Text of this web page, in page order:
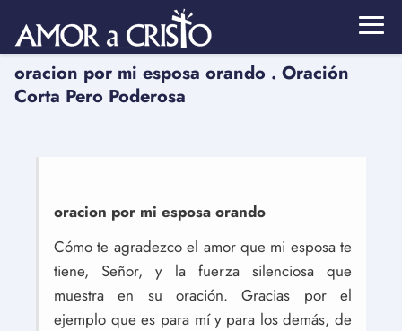
oracion por mi esposa orando . Oración
Corta Pero Poderosa
oracion por mi esposa orando
Cómo te agradezco el amor que mi esposa te
tiene, Señor, y la fuerza silenciosa que
muestra en su oración. Gracias por el
ejemplo que es para mí y para los demás, de